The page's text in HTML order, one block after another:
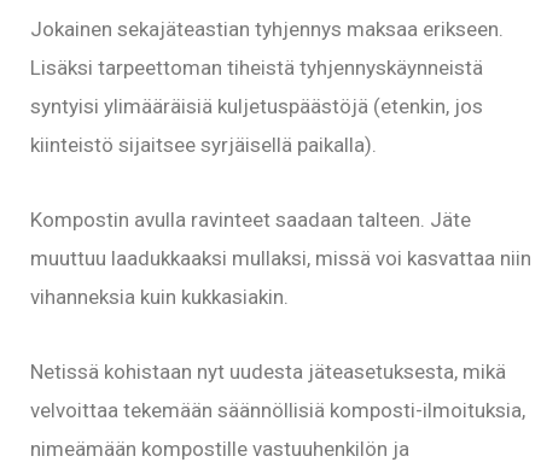
Jokainen sekajäteastian tyhjennys maksaa erikseen.
Lisäksi tarpeettoman tiheistä tyhjennyskäynneistä
syntyisi ylimääräisiä kuljetuspäästöjä (etenkin, jos
kiinteistö sijaitsee syrjäisellä paikalla).
Kompostin avulla ravinteet saadaan talteen. Jäte
muuttuu laadukkaaksi mullaksi, missä voi kasvattaa niin
vihanneksia kuin kukkasiakin.
Netissä kohistaan nyt uudesta jäteasetuksesta, mikä
velvoittaa tekemään säännöllisiä komposti-ilmoituksia,
nimeämään kompostille vastuuhenkilön ja